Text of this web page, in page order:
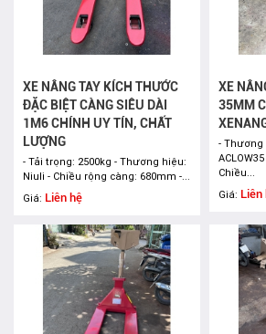
XE NÂNG TAY KÍCH THƯỚC
ĐẶC BIỆT CÀNG SIÊU DÀI
1M6 CHÍNH UY TÍN, CHẤT
LƯỢNG
- Tải trọng: 2500kg - Thương hiệu:
Niuli - Chiều rộng càng: 680mm -...
Giá: Liên hệ
XE
35MM
- Thương
Chiều...
Giá: Liên